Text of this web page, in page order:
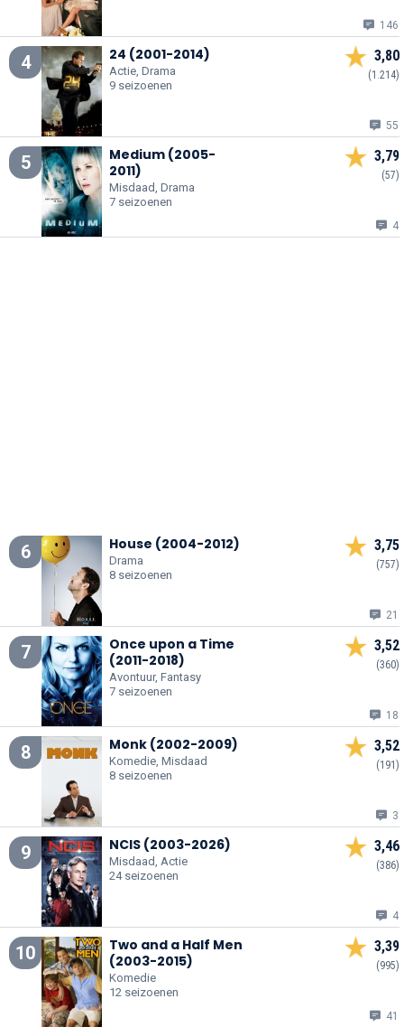
146
4 24 (2001-2014)
Actie, Drama
9 seizoenen
3,80
(1.214)
55
5
Medium (2005-
2011)
Misdaad, Drama
7 seizoenen
3,79
(57)
4
6 House (2004-2012)
Drama
8 seizoenen
3,75
(757)
21
7
Once upon a Time
(2011-2018)
Avontuur, Fantasy
7 seizoenen
3,52
(360)
18
8 Monk (2002-2009)
Komedie, Misdaad
8 seizoenen
3,52
(191)
3
9 NCIS (2003-2026)
Misdaad, Actie
24 seizoenen
3,46
(386)
4
10
Two and a Half Men
(2003-2015)
Komedie
12 seizoenen
3,39
(995)
41